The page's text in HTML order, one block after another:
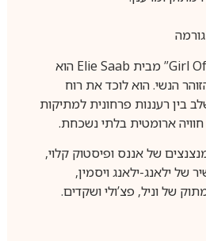
הבושם “Girl Of Now Shine” מבית Elie Saab הוא
הנשי. הוא לוכד את רוח
בין רעננות פרחונית למתיקות
ארומטית בלתי נשכחת.
של אננס ופיסטוק קלוי,
של ילאנג-ילאנג ויסמין,
של וניל, פצ’ולי ושקדים.